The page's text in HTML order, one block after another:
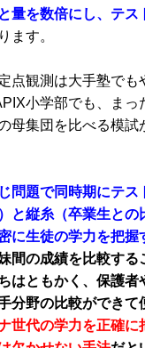
量を数倍にし、テス
ます。
点観測は大手塾でも
小学部でも、まっ
母集団を比べる模試
問題で同時期にテス
と縦糸（卒業生と
に生徒の学力を把握
間の成績を比較する
はともかく、保護者
分野の比較ができて
世代の学力を正確に